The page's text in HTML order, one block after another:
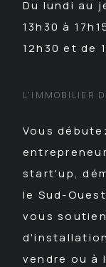
Du lundi au
13h30 à
12h30 et de
L'IMMOBILIER
Vous
start'up,
le Sud-
vous
d'installation
vendre ou à